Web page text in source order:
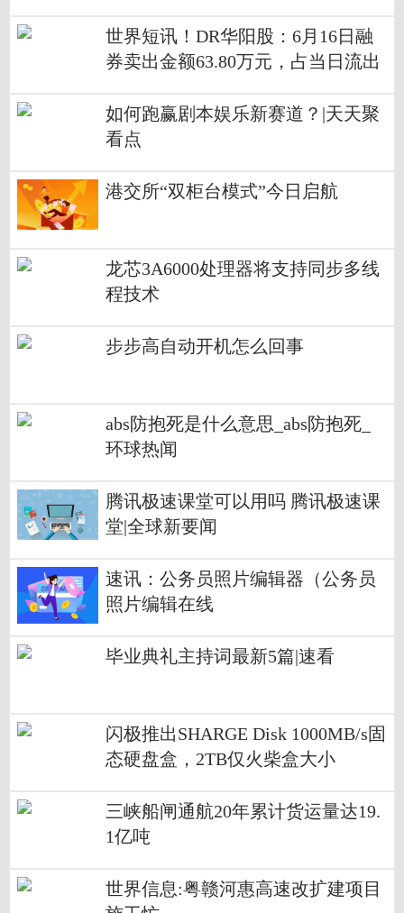
世界短讯！DR华阳股：6月16日融
券卖出金额63.80万元，占当日流出
如何跑赢剧本娱乐新赛道？|天天聚
看点
港交所“双柜台模式”今日启航
龙芯3A6000处理器将支持同步多线
程技术
步步高自动开机怎么回事
abs防抱死是什么意思_abs防抱死_
环球热闻
腾讯极速课堂可以用吗 腾讯极速课
堂|全球新要闻
速讯：公务员照片编辑器（公务员
照片编辑在线
毕业典礼主持词最新5篇|速看
闪极推出SHARGE Disk 1000MB/s固
态硬盘盒，2TB仅火柴盒大小
三峡船闸通航20年累计货运量达19.
1亿吨
世界信息:粤赣河惠高速改扩建项目